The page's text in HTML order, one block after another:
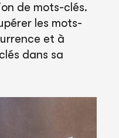
de mots-clés.
les mots-
et à
dans sa